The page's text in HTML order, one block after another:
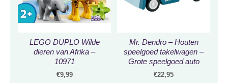
LEGO DUPLO Wilde
dieren van Afrika –
10971
€9,99
Mr. Dendro – Houten
speelgoed takelwagen –
Grote speelgoed auto
12,5cm
€22,95